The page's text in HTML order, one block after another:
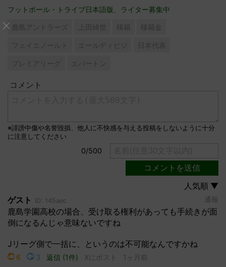
フットボール・トライブ日本語版、ライター募集中
鹿島アントラーズ 上田綺世 移籍
移籍金
フェイエノールト
エールディビジ
日本代表
プレミアリーグ
エバートン